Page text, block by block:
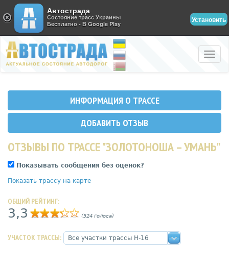
Автострада
Состояние трасс Украины
Бесплатно - В Google Play
Установить
Toggle
ИНФОРМАЦИЯ О ТРАССЕ
ДОБАВИТЬ ОТЗЫВ
ОТЗЫВЫ ПО ТРАССЕ "ЗОЛОТОНОША – УМАНЬ"
Показывать сообщения без оценок?
Показать трассу на карте
ОБЩИЙ РЕЙТИНГ:
3,3 (524 голоса)
УЧАСТОК ТРАССЫ: